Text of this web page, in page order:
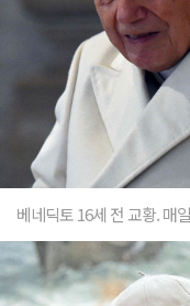
베네딕토 16세 전 교황. 매